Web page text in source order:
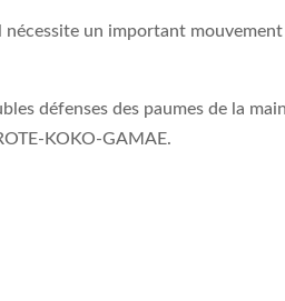
nécessite un important
défenses des paumes de la main
KOKO-GAMAE.